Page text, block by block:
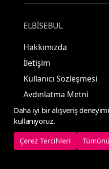
ELBISEBUL
Hakkımızda
İletişim
Kullanıcı Sözleşmesi
Aydınlatma Metni
© 2025 ElbiseBul -Her
Daha iyi bir alışveriş
kullanıyoruz.
Çerez Tercihleri